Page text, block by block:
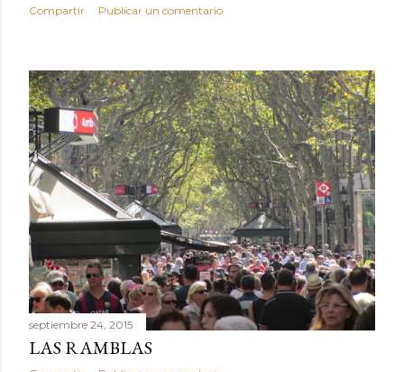
Compartir Publicar un comentario
septiembre 24, 2015
LAS RAMBLAS